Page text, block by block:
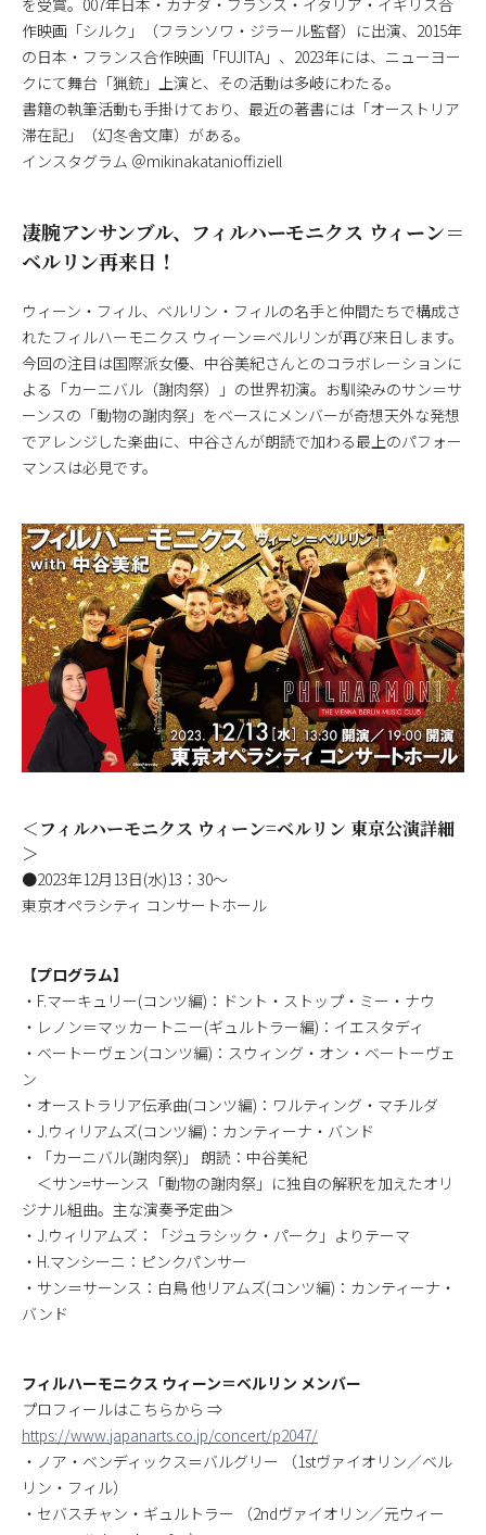
作映画「シルク」（フランソワ・ジラール監督）に出演、2015年
の日本・フランス合作映画「FUJITA」、2023年には、ニューヨー
クにて舞台「猟銃」上演と、その活動は多岐にわたる。
書籍の執筆活動も手掛けており、最近の著書には「オーストリア
滞在記」（幻冬舎文庫）がある。
インスタグラム ＠mikinakatanioffiziell
凄腕アンサンブル、フィルハーモニクス ウィーン＝
ベルリン再来日！
ウィーン・フィル、ベルリン・フィルの名手と仲間たちで構成さ
れたフィルハーモニクス ウィーン＝ベルリンが再び来日します。
今回の注目は国際派女優、中谷美紀さんとのコラボレーションに
よる「カーニバル（謝肉祭）」の世界初演。お馴染みのサン＝サ
ーンスの「動物の謝肉祭」をベースにメンバーが奇想天外な発想
でアレンジした楽曲に、中谷さんが朗読で加わる最上のパフォー
マンスは必見です。
＜フィルハーモニクス ウィーン=ベルリン 東京公演詳細
＞
●2023年12月13日(水)13：30～
東京オペラシティ コンサートホール
【プログラム】
・F.マーキュリー(コンツ編)：ドント・ストップ・ミー・ナウ
・レノン＝マッカートニー(ギュルトラー編)：イエスタディ
・ベートーヴェン(コンツ編)：スウィング・オン・ベートーヴェ
ン
・オーストラリア伝承曲(コンツ編)：ワルティング・マチルダ
・J.ウィリアムズ(コンツ編)：カンティーナ・バンド
・「カーニバル(謝肉祭)」 朗読：中谷美紀
＜サン=サーンス「動物の謝肉祭」に独自の解釈を加えたオリ
ジナル組曲。主な演奏予定曲＞
・J.ウィリアムズ：「ジュラシック・パーク」よりテーマ
・H.マンシーニ：ピンクパンサー
・サン＝サーンス：白鳥 他リアムズ(コンツ編)：カンティーナ・
バンド
フィルハーモニクス ウィーン＝ベルリン メンバー
プロフィールはこちらから ⇒
https://www.japanarts.co.jp/concert/p2047/
・ノア・ベンディックス＝バルグリー （1stヴァイオリン／ベル
リン・フィル）
・セバスチャン・ギュルトラー （2ndヴァイオリン／元ウィー